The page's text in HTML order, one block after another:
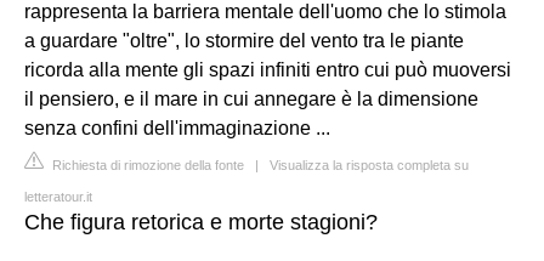
rappresenta la barriera mentale dell'uomo che lo stimola
a guardare "oltre", lo stormire del vento tra le piante
ricorda alla mente gli spazi infiniti entro cui può muoversi
il pensiero, e il mare in cui annegare è la dimensione
senza confini dell'immaginazione ...
Richiesta di rimozione della fonte | Visualizza la risposta completa su
letteratour.it
Che figura retorica e morte stagioni?